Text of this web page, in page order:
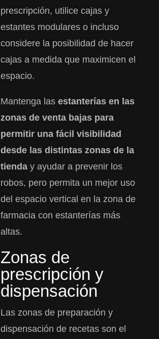
prescripción, utilice cajas y
estantes modulares o incluso
considere la posibilidad de hacer
cajas a medida que maximicen el
espacio.
Mantenga las estanterías en las
zonas de venta bajas para
permitir una fácil visibilidad
desde las distintas zonas de la
tienday ayudar a prevenir los
robos, pero permita un mejor uso
del espacio vertical en la zona de
farmacia con estanterías más
altas.
Zonas de
prescripción y
dispensación
Las zonas de preparación y
dispensación de recetas son el